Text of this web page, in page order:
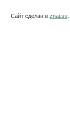
Сайт сделан в znai.su